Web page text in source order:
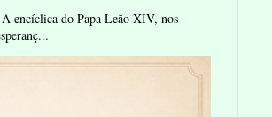
encíclica do Papa Leão XIV, nos